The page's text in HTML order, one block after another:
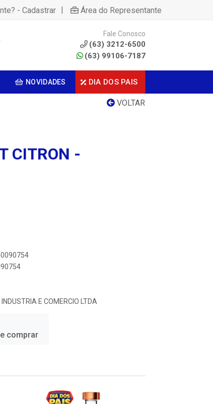
- Cadastrar | Área do Representante
Fale Conosco
(63) 3212-6500
(63) 99106-7187
NOVIDADES DIA DOS PAIS
VOLTAR
CITRON -
E COMERCIO LTDA
comprar